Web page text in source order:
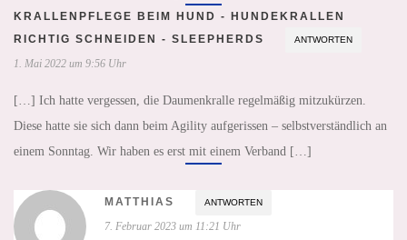
KRALLENPFLEGE BEIM HUND - HUNDEKRALLEN
RICHTIG SCHNEIDEN - SLEEPHERDS
ANTWORTEN
1. Mai 2022 um 9:56 Uhr
[…] Ich hatte vergessen, die Daumenkralle regelmäßig mitzukürzen.
Diese hatte sie sich dann beim Agility aufgerissen – selbstverständlich an
einem Sonntag. Wir haben es erst mit einem Verband […]
MATTHIAS ANTWORTEN
7. Februar 2023 um 11:21 Uhr